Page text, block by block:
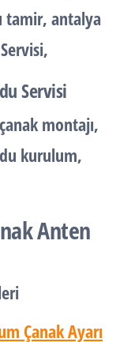
tamir, antalya
Servisi
montajı,
kurulum,
Anten
Çanak Ayarı